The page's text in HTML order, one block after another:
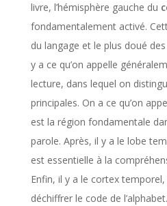
livre, l’hémisphère gauche du
fondamentalement activé.
du langage et le plus doué
y a ce qu’on appelle
lecture, dans lequel on
principales. On a ce qu’on
est la région fondamentale
parole. Après, il y a le lobe
est essentielle à la
Enfin, il y a le cortex
déchiffrer le code de